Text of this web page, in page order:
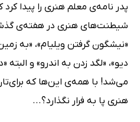
پدر نامه‌ی معلم هنری را پیدا
شیطنت‌های هنری در هفته‌ی
«نیشگون گرفتن ویلیام»، «به
دیو»، «لگد زدن به اندرو» و
می‌شد! با همه‌ی این‌ها که برای‌تان
هنری پا به فرار نگذارد؟...